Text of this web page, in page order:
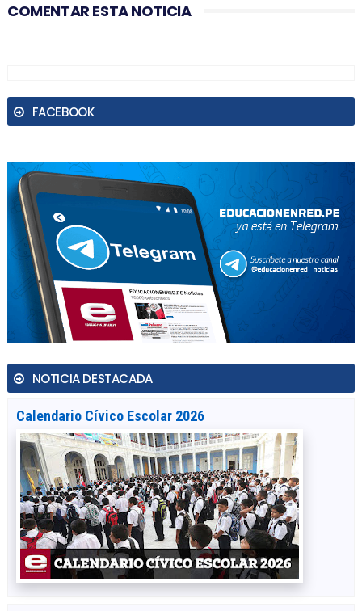
COMENTAR ESTA NOTICIA
FACEBOOK
NOTICIA DESTACADA
Calendario Cívico Escolar 2026